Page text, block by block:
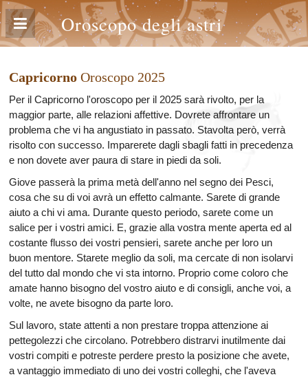
Oroscopo degli astri
Capricorno Oroscopo 2025
Per il Capricorno l'oroscopo per il 2025 sarà rivolto, per la
maggior parte, alle relazioni affettive. Dovrete affrontare un
problema che vi ha angustiato in passato. Stavolta però, verrà
risolto con successo. Imparerete dagli sbagli fatti in precedenza
e non dovete aver paura di stare in piedi da soli.
Giove passerà la prima metà dell'anno nel segno dei Pesci,
cosa che su di voi avrà un effetto calmante. Sarete di grande
aiuto a chi vi ama. Durante questo periodo, sarete come un
salice per i vostri amici. E, grazie alla vostra mente aperta ed al
costante flusso dei vostri pensieri, sarete anche per loro un
buon mentore. Starete meglio da soli, ma cercate di non isolarvi
del tutto dal mondo che vi sta intorno. Proprio come coloro che
amate hanno bisogno del vostro aiuto e di consigli, anche voi, a
volte, ne avete bisogno da parte loro.
Sul lavoro, state attenti a non prestare troppa attenzione ai
pettegolezzi che circolano. Potrebbero distrarvi inutilmente dai
vostri compiti e potreste perdere presto la posizione che avete,
a vantaggio immediato di uno dei vostri colleghi, che l'aveva